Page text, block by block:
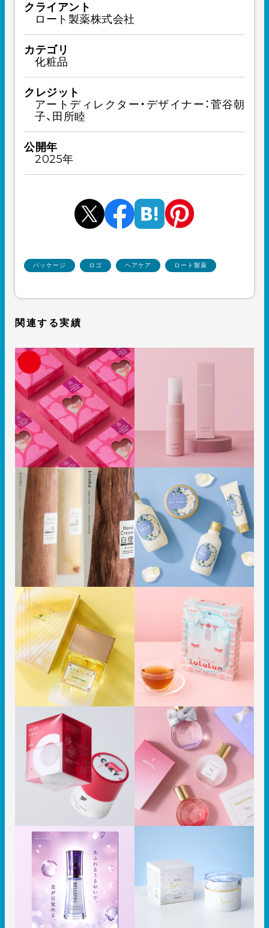
クライアント
ロート製薬株式会社
カテゴリ
化粧品
クレジット
アートディレクター・デザイナー：菅谷朝
子、田所睦
公開年
2025年
パッケージ ロゴ ヘアケア ロート製薬
関連する実績